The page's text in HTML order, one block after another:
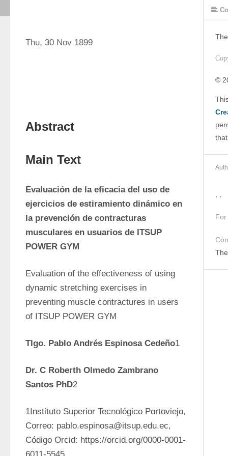
Thu, 30 Nov 1899
Abstract
Main Text
Evaluación de la eficacia del uso de
ejercicios de estiramiento dinámico en
la prevención de contracturas
musculares en usuarios de ITSUP
POWER GYM
Evaluation of the effectiveness of using
dynamic stretching exercises in
preventing muscle contractures in users
of ITSUP POWER GYM
Tlgo. Pablo Andrés Espinosa Cedeño1
Dr. C Roberth Olmedo Zambrano
Santos PhD2
1Instituto Superior Tecnológico Portoviejo,
Correo: pablo.espinosa@itsup.edu.ec,
Código Orcid: https://orcid.org/0000-0001-
©